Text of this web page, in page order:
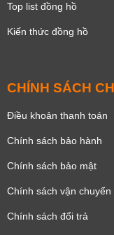
Top list đồng hồ
Kiến thức đồng hồ
CHÍNH SÁCH
Điều khoản thanh toán
Chính sách bảo hành
Chính sách bảo mật
Chính sách vận chuyển
Chính sách đổi trả